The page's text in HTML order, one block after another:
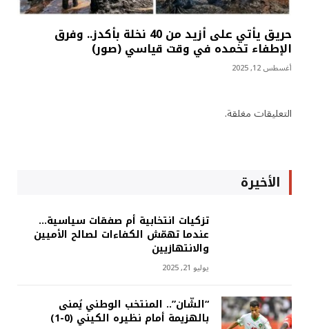
حريق يأتي على أزيد من 40 نخلة بأكدز.. وفرق
الإطفاء تخمده في وقت قياسي (صور)
أغسطس 12, 2025
التعليقات مغلقة.
الأخيرة
تزكيات انتخابية أم صفقات سياسية…
عندما تهمّش الكفاءات لصالح الأميين
والانتهازيين
يوليو 21, 2025
“الشّان”.. المنتخب الوطني يُمنى
بالهزيمة أمام نظيره الكيني (0-1)